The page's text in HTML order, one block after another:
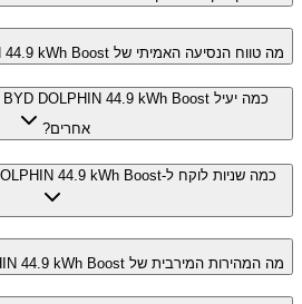
מה טווח הנסיעה האמיתי של BYD DOLPHIN 44.9 kWh Boost?
אחרים?
כמה שניות לוקח ל-BYD DOLPHIN 44.9 kWh Boost להגיע ל-100 קמ"ש?
מה המהירות המירבית של BYD DOLPHIN 44.9 kWh Boost?